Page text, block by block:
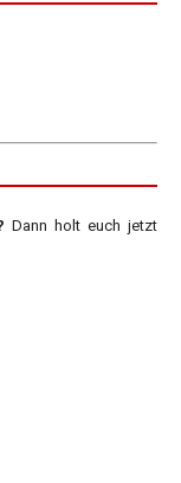
Dann holt euch jetzt